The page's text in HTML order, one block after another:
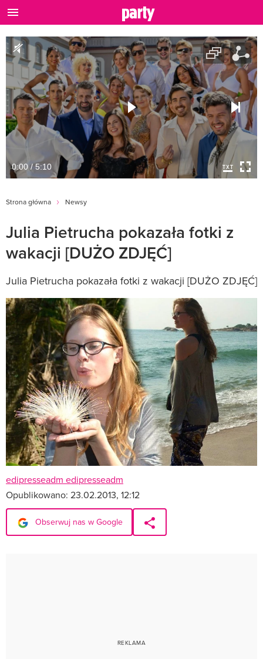
0:00 / 5:10
Strona główna Newsy
Julia Pietrucha pokazała fotki z
wakacji [DUŻO ZDJĘĆ]
Julia Pietrucha pokazała fotki z wakacji [DUŻO ZDJĘĆ]
edipresseadm edipresseadm
Opublikowano: 23.02.2013, 12:12
Obserwuj nas w Google